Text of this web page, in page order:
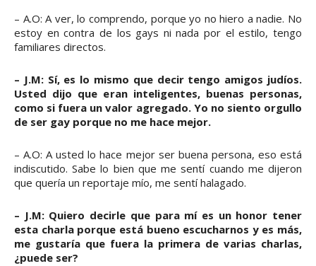
– A.O: A ver, lo comprendo, porque yo no hiero a nadie. No
estoy en contra de los gays ni nada por el estilo, tengo
familiares directos.
– J.M: Sí, es lo mismo que decir tengo amigos judíos.
Usted dijo que eran inteligentes, buenas personas,
como si fuera un valor agregado. Yo no siento orgullo
de ser gay porque no me hace mejor.
– A.O: A usted lo hace mejor ser buena persona, eso está
indiscutido. Sabe lo bien que me sentí cuando me dijeron
que quería un reportaje mío, me sentí halagado.
– J.M: Quiero decirle que para mí es un honor tener
esta charla porque está bueno escucharnos y es más,
me gustaría que fuera la primera de varias charlas,
¿puede ser?